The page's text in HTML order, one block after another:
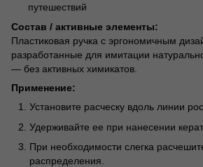
путешествий
Состав / активные элементы:
Пластиковая ручка с эргономичным
разработанные для имитации
— без активных химикатов.
Применение:
Установите расческу вдоль линии
Удерживайте ее при нанесении
При необходимости слегка
распределения.